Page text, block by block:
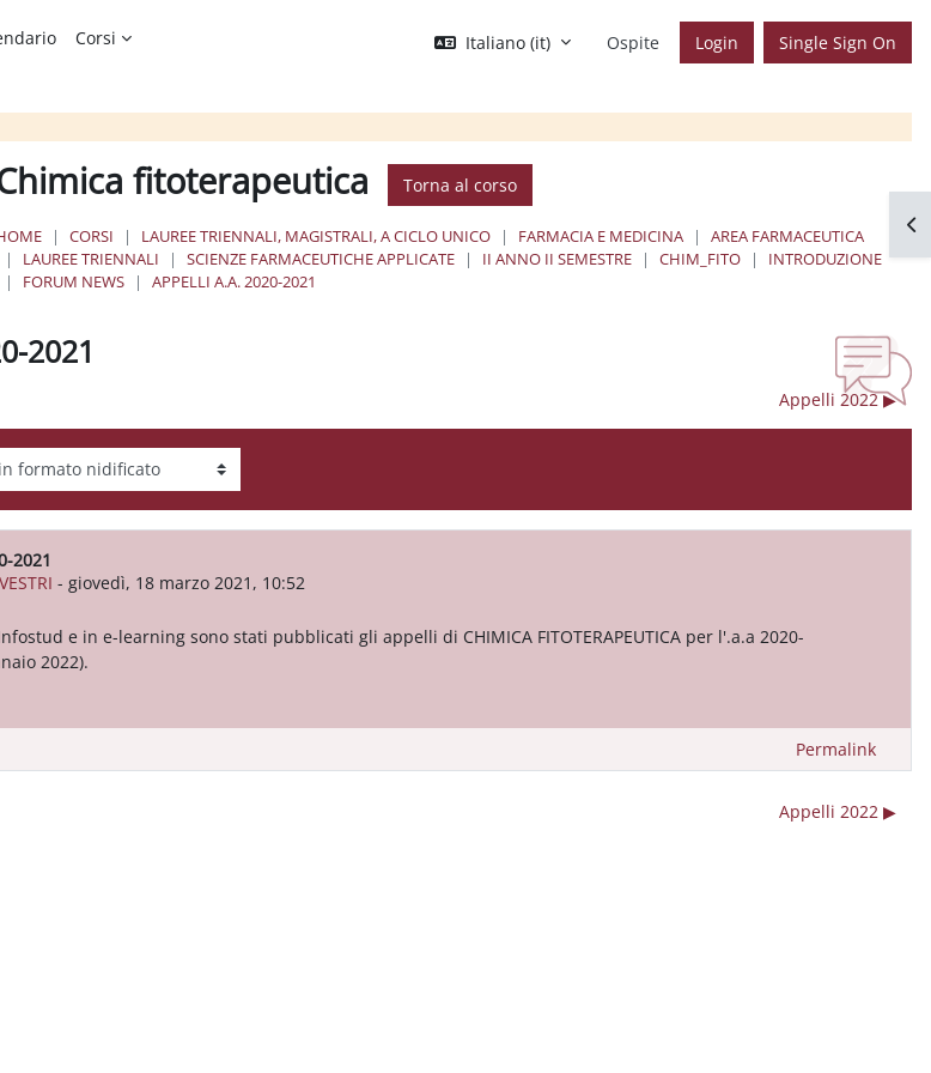
Corsi Italiano ‎(it)‎ Ospite Login Single Sign On
fitoterapeutica Torna al corso
CORSI LAUREE TRIENNALI, MAGISTRALI, A CICLO UNICO FARMACIA E MEDICINA
AREA FARMACEUTICA
LAUREE TRIENNALI
SCIENZE FARMACEUTICHE APPLICATE II ANNO II SEMESTRE CHIM_FITO
INTRODUZIONE
FORUM NEWS
APPELLI A.A. 2020-2021
2021
Appelli 2022 ▶︎
2021
- giovedì, 18 marzo 2021, 10:52
0
e in e-learning sono stati pubblicati gli appelli di CHIMICA FITOTERAPEUTICA per l'.a.a 2020-
2022).
Permalink
Appelli 2022 ▶︎